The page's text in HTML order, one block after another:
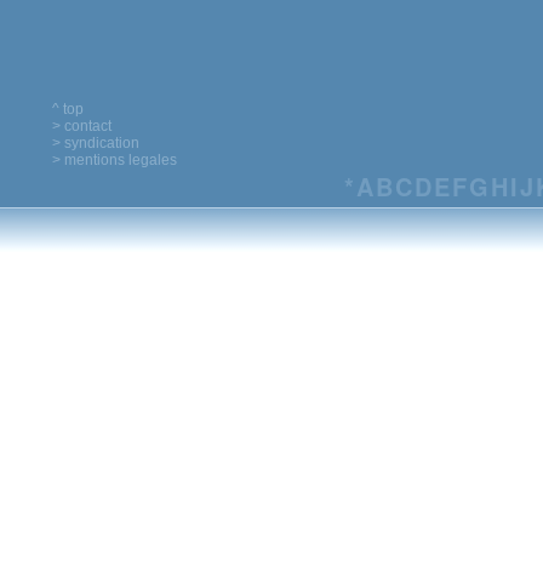
^ top
> contact
> syndication
> mentions legales
*ABCDEFG HIJ